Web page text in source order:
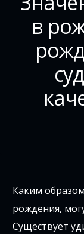
в
Каким
рождения,
Существует